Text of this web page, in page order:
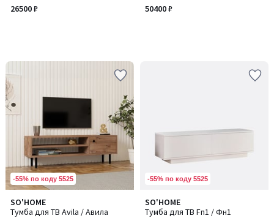
26500 ₽
50400 ₽
-55% по коду 5525
SO'HOME
Тумба для ТВ Avila / Авила
-55% по коду 5525
SO'HOME
Тумба для ТВ Fn1 / Фн1
Количество
цветов: